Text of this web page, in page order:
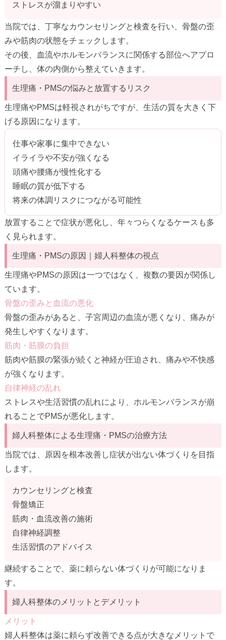
ストレスが溜まりやすい
当院では、丁寧なカウンセリングと検査を行い、骨盤の歪
みや筋肉の状態をチェックします。
その後、血流やホルモンバランスに関係する部位へアプロ
ーチし、体の内側から整えていきます。
生理痛・PMSの悩みと放置するリスク
生理痛やPMSは軽視されがちですが、生活の質を大きく下
げる原因になります。
仕事や家事に集中できない
イライラや不安が強くなる
頭痛や腰痛が慢性化する
睡眠の質が低下する
将来の体調リスクにつながる可能性
放置することで症状が悪化し、年々つらくなるケースも多
く見られます。
生理痛・PMSの原因｜婦人科整体の視点
生理痛やPMSの原因は一つではなく、複数の要因が関係し
ています。
骨盤の歪みと血流の悪化
骨盤の歪みがあると、子宮周辺の血流が悪くなり、痛みが
発生しやすくなります。
筋肉・筋膜の負担
筋肉や筋膜の緊張が続くと神経が圧迫され、痛みや不快感
が強くなります。
自律神経の乱れ
ストレスや生活習慣の乱れにより、ホルモンバランスが崩
れることでPMSが悪化します。
婦人科整体による生理痛・PMSの治療方法
当院では、原因を根本改善し症状が出ない体づくりを目指
します。
カウンセリングと検査
骨盤矯正
筋肉・血流改善の施術
自律神経調整
生活習慣のアドバイス
継続することで、薬に頼らない体づくりが可能になりま
す。
婦人科整体のメリットとデメリット
メリット
婦人科整体は薬に頼らず改善できる点が大きなメリットで